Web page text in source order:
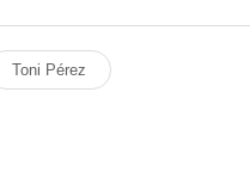
Toni Pérez